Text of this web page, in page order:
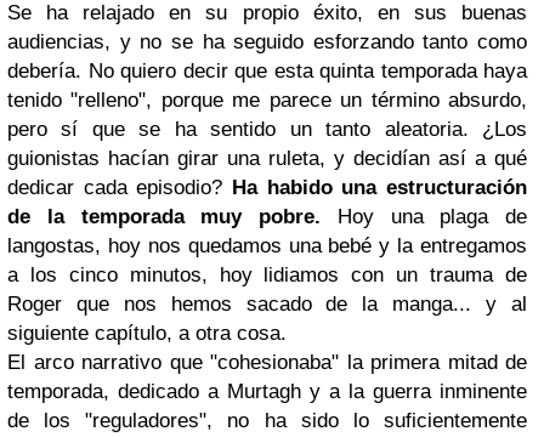
Se ha relajado en su propio éxito, en sus buenas
audiencias, y no se ha seguido esforzando tanto como
debería. No quiero decir que esta quinta temporada haya
tenido "relleno", porque me parece un término absurdo,
pero sí que se ha sentido un tanto aleatoria. ¿Los
guionistas hacían girar una ruleta, y decidían así a qué
dedicar cada episodio? Ha habido una estructuración
de la temporada muy pobre.
Hoy una plaga de
langostas, hoy nos quedamos una bebé y la entregamos
a los cinco minutos, hoy lidiamos con un trauma de
Roger que nos hemos sacado de la manga... y al
siguiente capítulo, a otra cosa.
El arco narrativo que "cohesionaba" la primera mitad de
temporada, dedicado a Murtagh y a la guerra inminente
de los "reguladores", no ha sido lo suficientemente